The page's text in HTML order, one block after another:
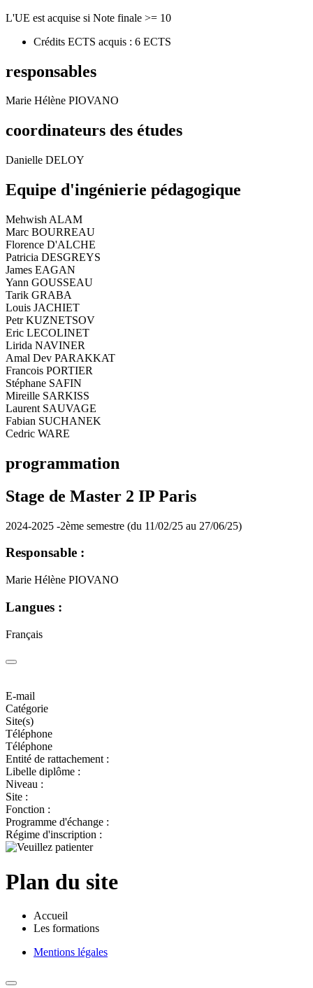
L'UE est acquise si Note finale >= 10
Crédits ECTS acquis : 6 ECTS
responsables
Marie Hélène PIOVANO
coordinateurs des études
Danielle DELOY
Equipe d'ingénierie pédagogique
Mehwish ALAM
Marc BOURREAU
Florence D'ALCHE
Patricia DESGREYS
James EAGAN
Yann GOUSSEAU
Tarik GRABA
Louis JACHIET
Petr KUZNETSOV
Eric LECOLINET
Lirida NAVINER
Amal Dev PARAKKAT
Francois PORTIER
Stéphane SAFIN
Mireille SARKISS
Laurent SAUVAGE
Fabian SUCHANEK
Cedric WARE
programmation
Stage de Master 2 IP Paris
2024-2025 -2ème semestre (du 11/02/25 au 27/06/25)
Responsable :
Marie Hélène PIOVANO
Langues :
Français
E-mail
Catégorie
Site(s)
Téléphone
Téléphone
Entité de rattachement :
Libelle diplôme :
Niveau :
Site :
Fonction :
Programme d'échange :
Régime d'inscription :
Plan du site
Accueil
Les formations
Mentions légales